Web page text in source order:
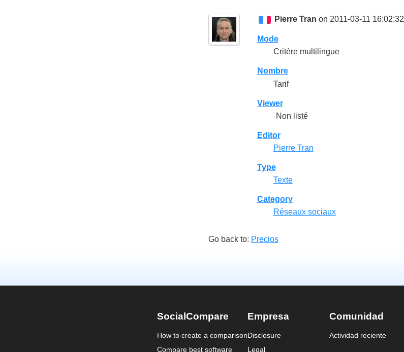
Pierre Tran on 2011-03-11 16:02:32
Mode
Critère multilingue
Nombre
Tarif
Viewer
Non listé
Editor
Pierre Tran
Type
Texte
Category
Réseaux sociaux
Go back to: Precios
SocialCompare
How to create a comparison
Compare best software
Empresa
Disclosure
Legal
Comunidad
Actividad reciente